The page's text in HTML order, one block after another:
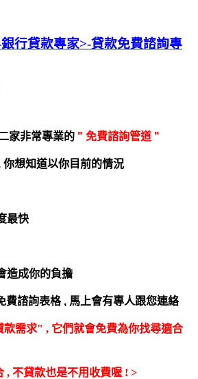
行貸款專家>-貸款免費諮詢專
家非常專業的 " 免費諮詢管道 "
你想知道以你目前的情況
最快
造成你的負擔
費諮詢表格 , 馬上會有專人跟您連絡
需求" , 它們就會免費為你找尋適合
, 不貸款也是不用收費喔 ! >